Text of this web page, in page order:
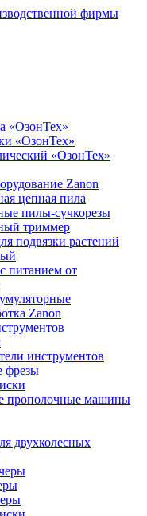
«ОзонТех»
«ОзонТех»
«ОзонТех»
Zanon
цепная пила
пилы-сучкорезы
триммер
подвязки растений
питанием от
Zanon
инструментов
фрезы
прополочные машины
двухколесных